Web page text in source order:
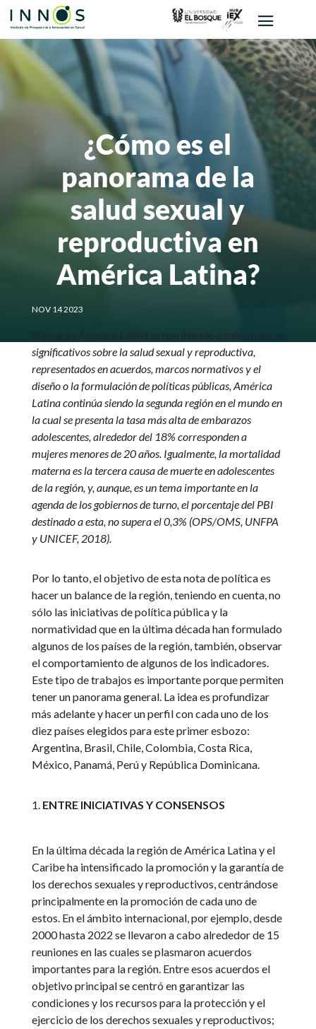
¿Cómo es el
panorama de la
salud sexual y
reproductiva en
América Latina?
NOV 14 2023
Si bien, en América Latina se han llevado a cabo avances
significativos sobre la salud sexual y reproductiva,
representados en acuerdos, marcos normativos y el
diseño o la formulación de políticas públicas, América
Latina continúa siendo la segunda región en el mundo en
la cual se presenta la tasa más alta de embarazos
adolescentes, alrededor del 18% corresponden a
mujeres menores de 20 años. Igualmente, la mortalidad
materna es la tercera causa de muerte en adolescentes
de la región, y, aunque, es un tema importante en la
agenda de los gobiernos de turno, el porcentaje del PBI
destinado a esta, no supera el 0,3% (OPS/OMS, UNFPA
y UNICEF, 2018).
Por lo tanto, el objetivo de esta nota de política es
hacer un balance de la región, teniendo en cuenta, no
sólo las iniciativas de política pública y la
normatividad que en la última década han formulado
algunos de los países de la región, también, observar
el comportamiento de algunos de los indicadores.
Este tipo de trabajos es importante porque permiten
tener un panorama general. La idea es profundizar
más adelante y hacer un perfil con cada uno de los
diez países elegidos para este primer esbozo:
Argentina, Brasil, Chile, Colombia, Costa Rica,
México, Panamá, Perú y República Dominicana.
ENTRE INICIATIVAS Y CONSENSOS
En la última década la región de América Latina y el
Caribe ha intensificado la promoción y la garantía de
los derechos sexuales y reproductivos, centrándose
principalmente en la promoción de cada uno de
estos. En el ámbito internacional, por ejemplo, desde
2000 hasta 2022 se llevaron a cabo alrededor de 15
reuniones en las cuales se plasmaron acuerdos
importantes para la región. Entre esos acuerdos el
objetivo principal se centró en garantizar las
condiciones y los recursos para la protección y el
ejercicio de los derechos sexuales y reproductivos;